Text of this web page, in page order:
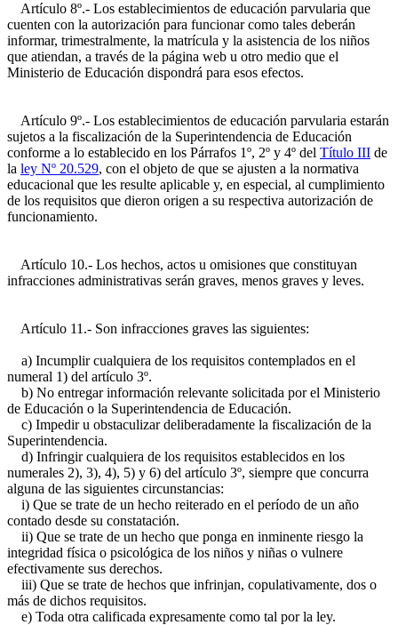
Artículo 8º.- Los establecimientos de educación parvularia que
cuenten con la autorización para funcionar como tales deberán
informar, trimestralmente, la matrícula y la asistencia de los niños
que atiendan, a través de la página web u otro medio que el
Ministerio de Educación dispondrá para esos efectos.
Artículo 9º.- Los establecimientos de educación parvularia estarán
sujetos a la fiscalización de la Superintendencia de Educación
conforme a lo establecido en los Párrafos 1º, 2º y 4º del Título III de
la ley Nº 20.529, con el objeto de que se ajusten a la normativa
educacional que les resulte aplicable y, en especial, al cumplimiento
de los requisitos que dieron origen a su respectiva autorización de
funcionamiento.
Artículo 10.- Los hechos, actos u omisiones que constituyan
infracciones administrativas serán graves, menos graves y leves.
Artículo 11.- Son infracciones graves las siguientes:
a) Incumplir cualquiera de los requisitos contemplados en el
numeral 1) del artículo 3º.
b) No entregar información relevante solicitada por el Ministerio
de Educación o la Superintendencia de Educación.
c) Impedir u obstaculizar deliberadamente la fiscalización de la
Superintendencia.
d) Infringir cualquiera de los requisitos establecidos en los
numerales 2), 3), 4), 5) y 6) del artículo 3º, siempre que concurra
alguna de las siguientes circunstancias:
i) Que se trate de un hecho reiterado en el período de un año
contado desde su constatación.
ii) Que se trate de un hecho que ponga en inminente riesgo la
integridad física o psicológica de los niños y niñas o vulnere
efectivamente sus derechos.
iii) Que se trate de hechos que infrinjan, copulativamente, dos o
más de dichos requisitos.
e) Toda otra calificada expresamente como tal por la ley.